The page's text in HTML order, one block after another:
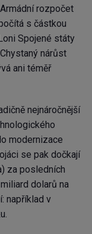
rozpočet
s částkou
Spojené státy
nárůst
ani téměř
nejnáročnější
modernizace
se pak dočkají
za posledních
dolarů na
například v